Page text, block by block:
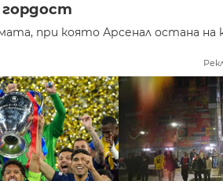
при която Арсенал остана на